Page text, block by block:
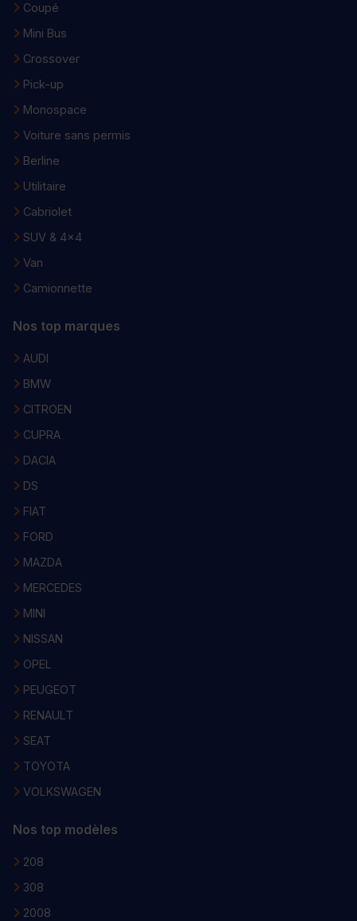
Coupé
Mini Bus
Crossover
Pick-up
Monospace
Voiture sans permis
Berline
Utilitaire
Cabriolet
SUV & 4x4
Van
Camionnette
Nos top marques
AUDI
BMW
CITROEN
CUPRA
DACIA
DS
FIAT
FORD
MAZDA
MERCEDES
MINI
NISSAN
OPEL
PEUGEOT
RENAULT
SEAT
TOYOTA
VOLKSWAGEN
Nos top modèles
208
308
2008